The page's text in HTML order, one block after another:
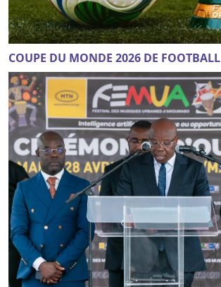
COUPE DU MONDE 2026 DE FOOTBALL